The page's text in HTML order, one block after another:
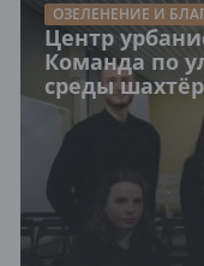
ОЗЕЛЕНЕНИЕ И
Центр
Команда по
среды